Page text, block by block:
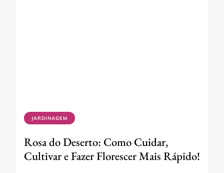
JARDINAGEM
Rosa do Deserto: Como Cuidar,
Cultivar e Fazer Florescer Mais Rápido!